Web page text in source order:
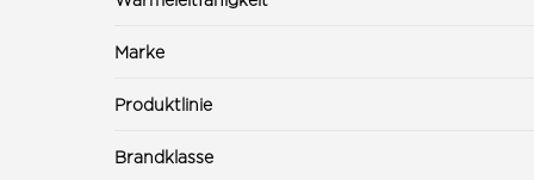
Marke
Produktlinie
Brandklasse